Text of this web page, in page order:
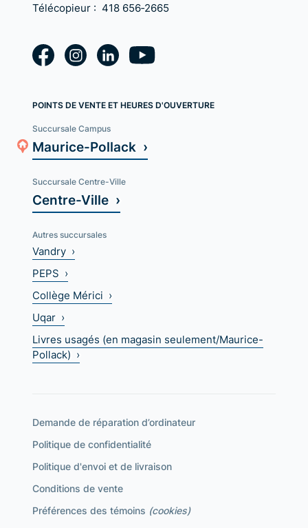
Télécopieur : 418 656‑2665
POINTS DE VENTE ET HEURES D'OUVERTURE
Succursale Campus
Maurice-Pollack ›
Succursale Centre-Ville
Centre-Ville ›
Autres succursales
Vandry ›
PEPS ›
Collège Mérici ›
Uqar ›
Livres usagés (en magasin seulement/Maurice-
Pollack) ›
Demande de réparation d’ordinateur
Politique de confidentialité
Politique d'envoi et de livraison
Conditions de vente
Préférences des témoins (cookies)